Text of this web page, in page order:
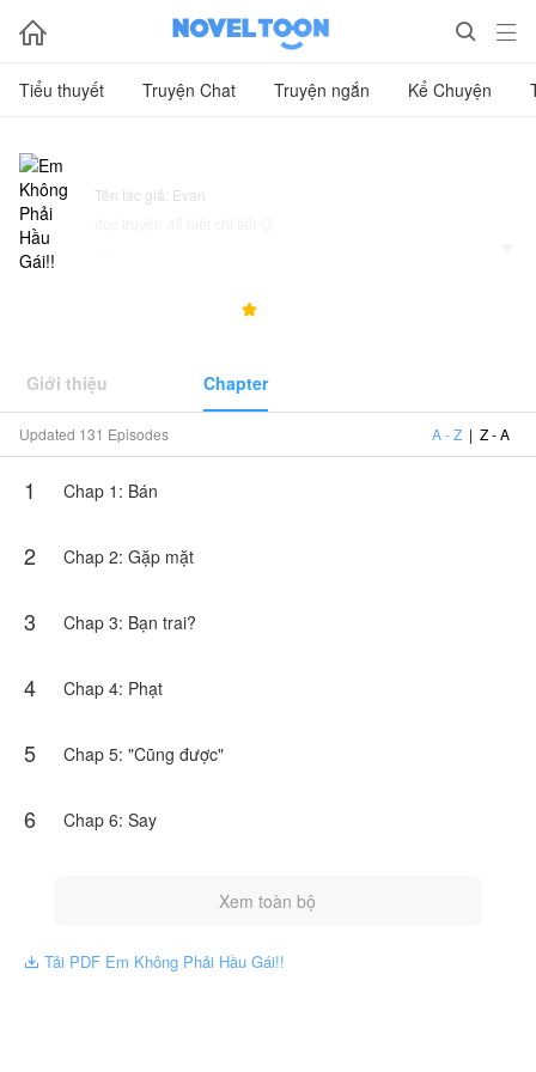
  
Tiểu thuyết Truyện Chat Truyện ngắn Kể Chuyện
Tên tác giả: Evan

Giới thiệu Chapter
Updated 131 Episodes A - Z | Z - A
1 Chap 1: Bán
2 Chap 2: Gặp mặt
3 Chap 3: Bạn trai?
4 Chap 4: Phạt
5 Chap 5: "Cũng được"
6 Chap 6: Say
Xem toàn bộ
 Tải PDF Em Không Phải Hầu Gái!!